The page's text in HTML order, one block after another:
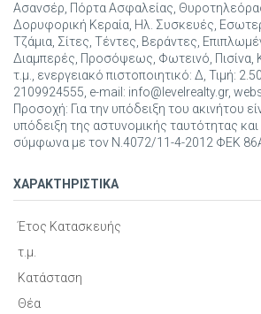
Ασανσέρ, Πόρτα Ασφαλείας,
Δορυφορική Κεραία, Ηλ. Συσκευές,
Τζάμια, Σίτες, Τέντες, Βεράντες,
Διαμπερές, Προσόψεως, Φωτεινό, Πισίνα,
τ.μ., ενεργειακό πιστοποιητικό: Δ, Τιμή:
2109924555, e-mail: info@levelrealty.gr,
Προσοχή: Για την υπόδειξη του ακινήτου
υπόδειξη της αστυνομικής ταυτότητας
σύμφωνα με τον Ν.4072/11-4-2012 ΦΕΚ
ΧΑΡΑΚΤΗΡΙΣΤΙΚΑ
Έτος Κατασκευής
τ.μ.
Κατάσταση
Θέα